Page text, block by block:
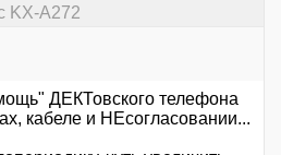
KX-A272
ДЕКТовского телефона
кабеле и НЕсогласовании...